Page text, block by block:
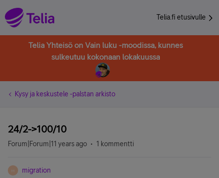
Telia.fi etusivulle
Telia Yhteisö on Vain luku -moodissa, kunnes
sulkeutuu kokonaan lokakuussa
Kysy ja keskustele -palstan arkisto
24/2->100/10
Forum|Forum|11 years ago 1 kommentti
M migration